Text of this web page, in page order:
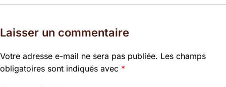
Laisser un commentaire
Votre adresse e-mail ne sera pas publiée. Les champs
obligatoires sont indiqués avec *